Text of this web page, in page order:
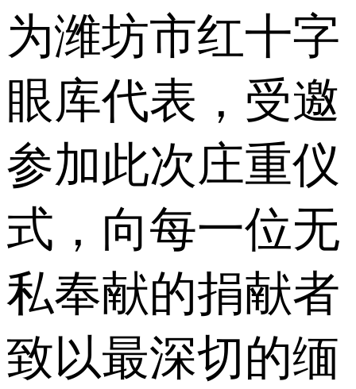
为潍坊市红十字
眼库代表，受邀
参加此次庄重仪
式，向每一位无
私奉献的捐献者
致以最深切的缅